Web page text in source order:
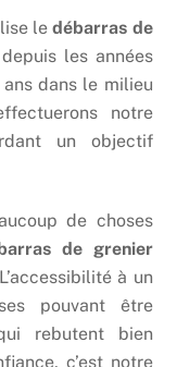
ledébarras de
depuis les années
dans le milieu
notre
un objectif
de choses
de grenier
à un
pouvant être
rebutent bien
c’est notre